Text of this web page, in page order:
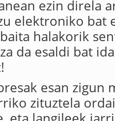
ezin direla
elektroniko bat
halakorik
da esaldi bat
esan zigun
zituztela